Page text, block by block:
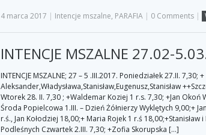
4 marca 2017 | Intencje mszalne, PARAFIA | 0 Comments |
INTENCJE MSZALNE 27.02-
INTENCJE MSZALNE; 27 – 5 .III.2017. Poniedziałek 27.II. 7,30; +
Aleksander,Władysława,Stanisław,Eugenusz,Stanisław
Wtorek 28. II. 7,30 ; +Waldemar Koziej 1 r.s. 7,30; +Jan Okoń
Środa Popielcowa 1.III. – Dzień Żółnierzy Wyklętych 9,00;+
r.ś., Jan Kołodziej 18,00;+ Maria Rojek 1 r.ś 18,00;+Stanisław
Podleśnych Czwartek 2.III. 7,30; +Zofia Skorupska […]